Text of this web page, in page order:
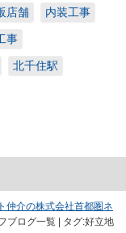
店舗 内装工事
事
北千住駅
仲介の株式会社首都圏ネ
ブログ一覧 | タグ:好立地